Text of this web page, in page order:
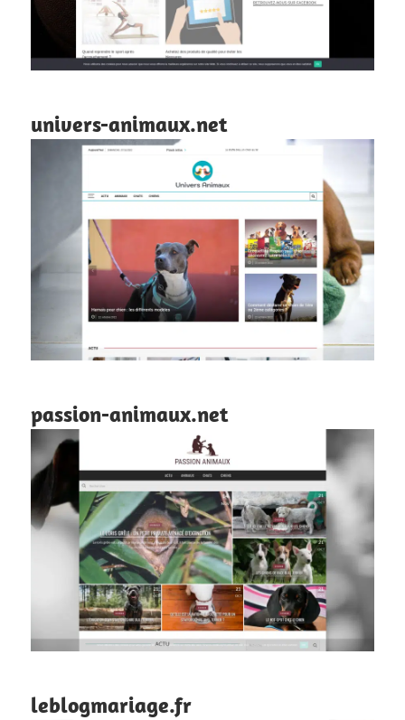
univers-animaux.net
passion-animaux.net
leblogmariage.fr